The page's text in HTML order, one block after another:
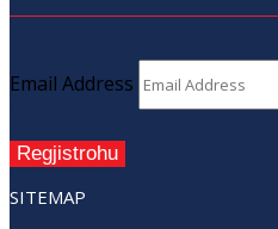
Email Address
Regjistrohu
SITEMAP